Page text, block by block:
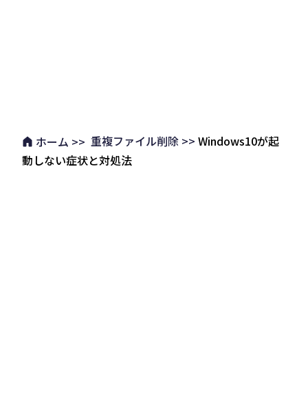
ホーム >> 重複ファイル削除 >> Windows10が起
動しない症状と対処法